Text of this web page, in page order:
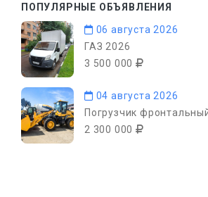
ПОПУЛЯРНЫЕ ОБЪЯВЛЕНИЯ
06 августа 2026
ГАЗ 2026
3 500 000
04 августа 2026
Погрузчик
2 300 000